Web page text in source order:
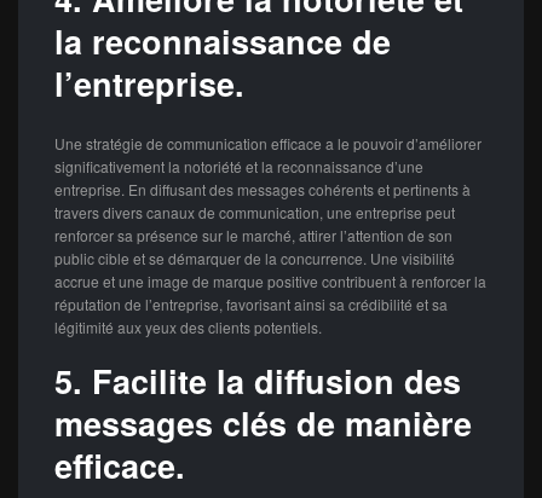
la reconnaissance de
l’entreprise.
Une stratégie de communication efficace a le pouvoir d’améliorer
significativement la notoriété et la reconnaissance d’une
entreprise. En diffusant des messages cohérents et pertinents à
travers divers canaux de communication, une entreprise peut
renforcer sa présence sur le marché, attirer l’attention de son
public cible et se démarquer de la concurrence. Une visibilité
accrue et une image de marque positive contribuent à renforcer la
réputation de l’entreprise, favorisant ainsi sa crédibilité et sa
légitimité aux yeux des clients potentiels.
5. Facilite la diffusion des
messages clés de manière
efficace.